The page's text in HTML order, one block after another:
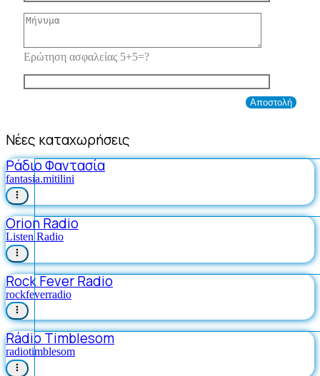
Ερώτηση ασφαλείας 5+5=?
Νέες καταχωρήσεις
Ράδιο Φαντασία
fantasia.mitilini
Orion Radio
Listen Radio
Rock Fever Radio
rockfeverradio
Rádio Timblesom
radiotimblesom